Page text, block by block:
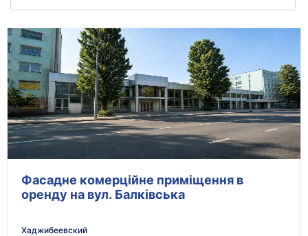
Фасадне комерційне приміщення в
оренду на вул. Балківська
Хаджибеевский